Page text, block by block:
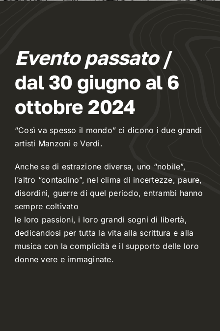
Meteo
Webcam
Evento passato/
dal 30 giugno al 6
ottobre 2024
“Così va spesso il mondo” ci dicono i due grandi
artisti Manzoni e Verdi.
Anche se di estrazione diversa, uno “nobile”,
l’altro “contadino”, nel clima di incertezze, paure,
disordini, guerre di quel periodo, entrambi hanno
sempre coltivato
le loro passioni, i loro grandi sogni di libertà,
dedicandosi per tutta la vita alla scrittura e alla
musica con la complicità e il supporto delle loro
donne vere e immaginate.